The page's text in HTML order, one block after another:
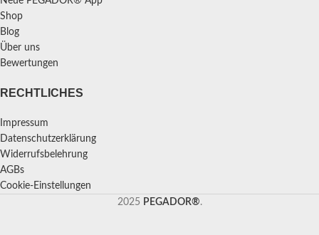
Shop
Blog
Über uns
Bewertungen
RECHTLICHES
Impressum
Datenschutzerklärung
Widerrufsbelehrung
AGBs
Cookie-Einstellungen
2025 PEGADOR®.